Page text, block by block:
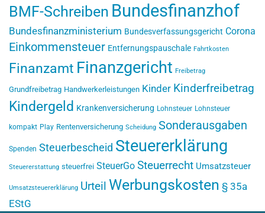
BMF-Schreiben Bundesfinanzhof
Bundesfinanzministerium Bundesverfassungsgericht Corona
Einkommensteuer Entfernungspauschale Fahrtkosten
Finanzamt Finanzgericht Freibetrag
Grundfreibetrag Handwerkerleistungen Kinder Kinderfreibetrag
Kindergeld Krankenversicherung Lohnsteuer Lohnsteuer
kompakt Play Rentenversicherung Scheidung Sonderausgaben
Spenden Steuerbescheid Steuererklärung
Steuererstattung steuerfrei SteuerGo Steuerrecht Umsatzsteuer
Umsatzsteuererklärung Urteil Werbungskosten § 35a
EStG